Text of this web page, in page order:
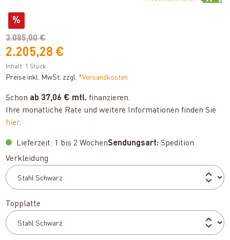
%
3.085,00 €
2.205,28 €
Inhalt: 1 Stück
Preise inkl. MwSt. zzgl. *Versandkosten
Schon ab 37,06 € mtl. finanzieren.
Ihre monatliche Rate und weitere Informationen finden Sie
hier.
Lieferzeit: 1 bis 2 WochenSendungsart: Spedition
Verkleidung
Topplatte